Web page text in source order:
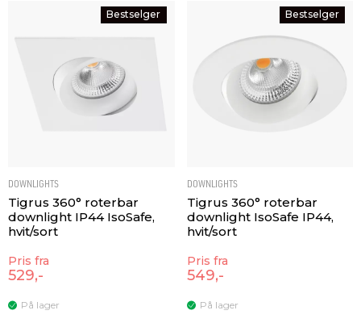
Bestselger
DOWNLIGHTS
Tigrus 360° roterbar
downlight IP44 IsoSafe,
hvit/sort
Pris fra
529,-
På lager
Bestselger
DOWNLIGHTS
Tigrus 360° roterbar
downlight IsoSafe IP44,
hvit/sort
Pris fra
549,-
På lager